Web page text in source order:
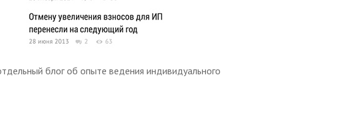
блог об опыте ведения индивидуального